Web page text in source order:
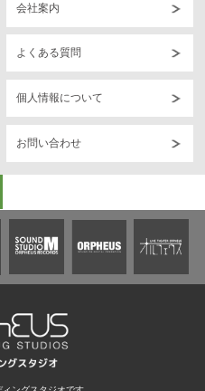
画像をご覧ください。
予約に関しましては 旧料金
す。
のハイブリッドで24h営業の
ります
よろしくお願い申し上げま
店 7/20（月）営業に
います
テムに変更）
び電話対応も不可となりま
会社案内
よくある質問
個人情報について
お問い合わせ